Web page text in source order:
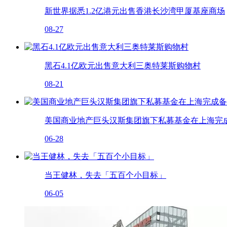
新世界据悉1.2亿港元出售香港长沙湾甲厦基座商场
08-27
黑石4.1亿欧元出售意大利三奥特莱斯购物村
08-21
美国商业地产巨头汉斯集团旗下私募基金在上海完
06-28
当王健林，失去「五百个小目标」
06-05